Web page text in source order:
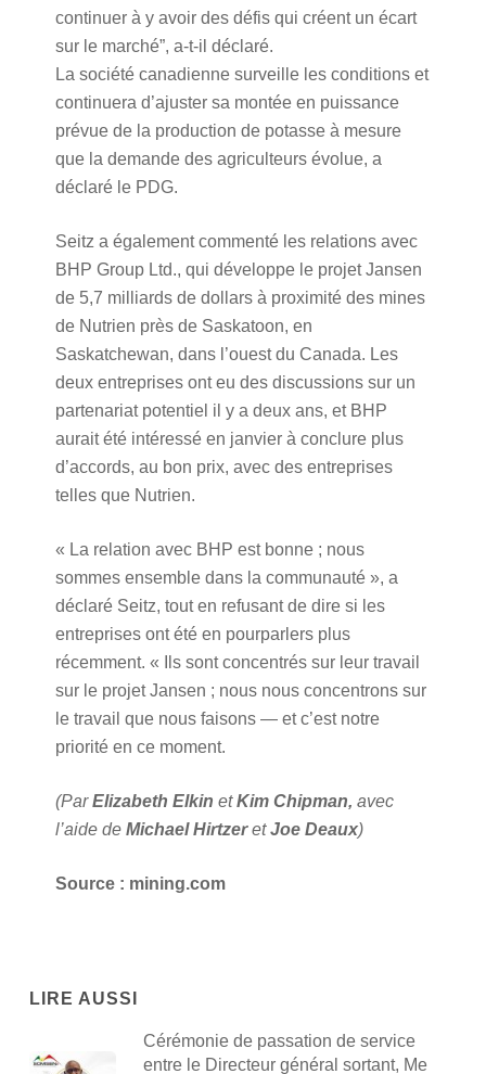
continuer à y avoir des défis qui créent un écart
sur le marché”, a-t-il déclaré.
La société canadienne surveille les conditions et
continuera d’ajuster sa montée en puissance
prévue de la production de potasse à mesure
que la demande des agriculteurs évolue, a
déclaré le PDG.
Seitz a également commenté les relations avec
BHP Group Ltd., qui développe le projet Jansen
de 5,7 milliards de dollars à proximité des mines
de Nutrien près de Saskatoon, en
Saskatchewan, dans l’ouest du Canada. Les
deux entreprises ont eu des discussions sur un
partenariat potentiel il y a deux ans, et BHP
aurait été intéressé en janvier à conclure plus
d’accords, au bon prix, avec des entreprises
telles que Nutrien.
« La relation avec BHP est bonne ; nous
sommes ensemble dans la communauté », a
déclaré Seitz, tout en refusant de dire si les
entreprises ont été en pourparlers plus
récemment. « Ils sont concentrés sur leur travail
sur le projet Jansen ; nous nous concentrons sur
le travail que nous faisons — et c’est notre
priorité en ce moment.
(ParElizabeth Elkin etKim Chipman, avec
l’aide deMichael HirtzeretJoe Deaux)
Source : mining.com
LIRE AUSSI
Cérémonie de passation de service
entre le Directeur général sortant, Me